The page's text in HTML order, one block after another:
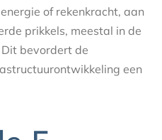
of rekenkracht, aan
prikkels, meestal in de
bevordert de
een